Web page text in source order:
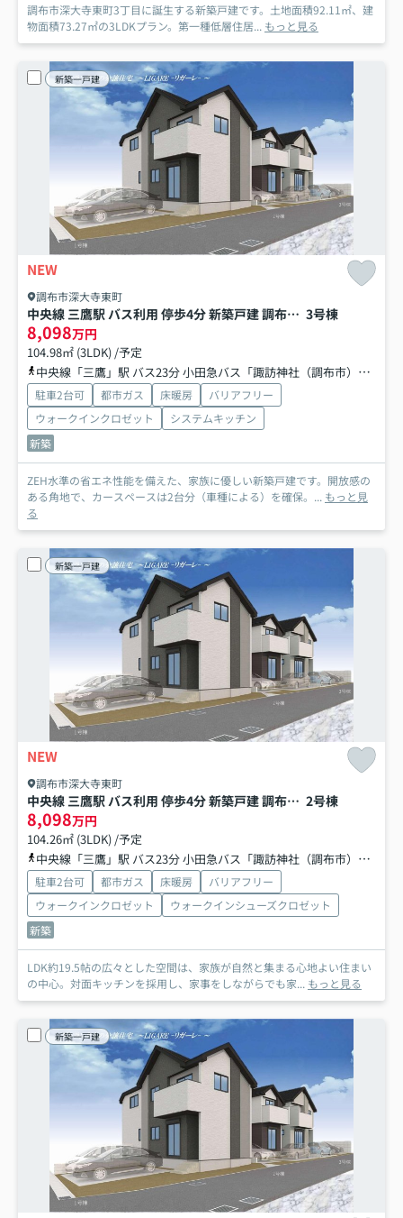
調布市深大寺東町3丁目に誕生する新築戸建です。土地面積92.11㎡、建
物面積73.27㎡の3LDKプラン。第一種低層住居... もっと見る
新築一戸建
NEW
調布市深大寺東町
中央線 三鷹駅 バス利用 停歩4分 新築戸建 調布市深大寺東町７丁目 3号棟
8,098万円
104.98㎡ (3LDK) /予定
中央線「三鷹」駅 バス23分 小田急バス「諏訪神社（調布市）」 停歩4分
駐車2台可 都市ガス 床暖房
バリアフリー
ウォークインクロゼット
システムキッチン
新築
ZEH水準の省エネ性能を備えた、家族に優しい新築戸建です。開放感の
ある角地で、カースペースは2台分（車種による）を確保。... もっと見
る
新築一戸建
NEW
調布市深大寺東町
中央線 三鷹駅 バス利用 停歩4分 新築戸建 調布市深大寺東町７丁目 2号棟
8,098万円
104.26㎡ (3LDK) /予定
中央線「三鷹」駅 バス23分 小田急バス「諏訪神社（調布市）」 停歩4分
駐車2台可 都市ガス 床暖房
バリアフリー
ウォークインクロゼット
ウォークインシューズクロゼット
新築
LDK約19.5帖の広々とした空間は、家族が自然と集まる心地よい住まい
の中心。対面キッチンを採用し、家事をしながらでも家... もっと見る
新築一戸建